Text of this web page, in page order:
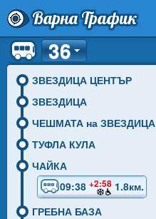
Варна Трафик
Спирка
Линия
Разписание
Инфо
36
ЗВЕЗДИЦА ЦЕНТЪР
ЗВЕЗДИЦА
ЧЕШМАТА на ЗВЕЗДИЦА
ТУФЛА КУЛА
ЧАЙКА
09:38 +2:58 1.8км.
ГРЕБНА БАЗА